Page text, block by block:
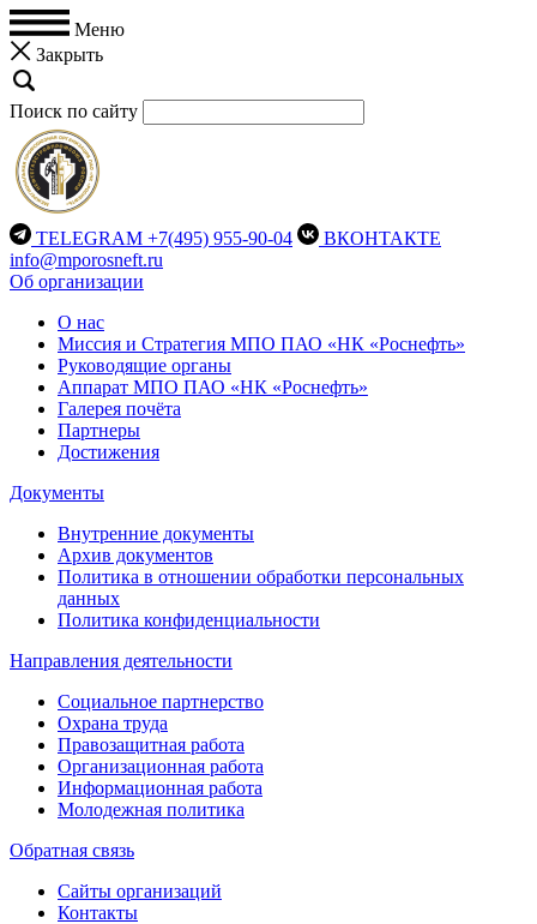
Меню
Закрыть
Поиск по сайту
TELEGRAM +7(495) 955-90-04
ВКОНТАКТЕ
info@mporosneft.ru
Об организации
О нас
Миссия и Стратегия МПО ПАО «НК «Роснефть»
Руководящие органы
Аппарат МПО ПАО «НК «Роснефть»
Галерея почёта
Партнеры
Достижения
Документы
Внутренние документы
Архив документов
Политика в отношении обработки персональных
данных
Политика конфиденциальности
Направления деятельности
Социальное партнерство
Охрана труда
Правозащитная работа
Организационная работа
Информационная работа
Молодежная политика
Обратная связь
Сайты организаций
Контакты